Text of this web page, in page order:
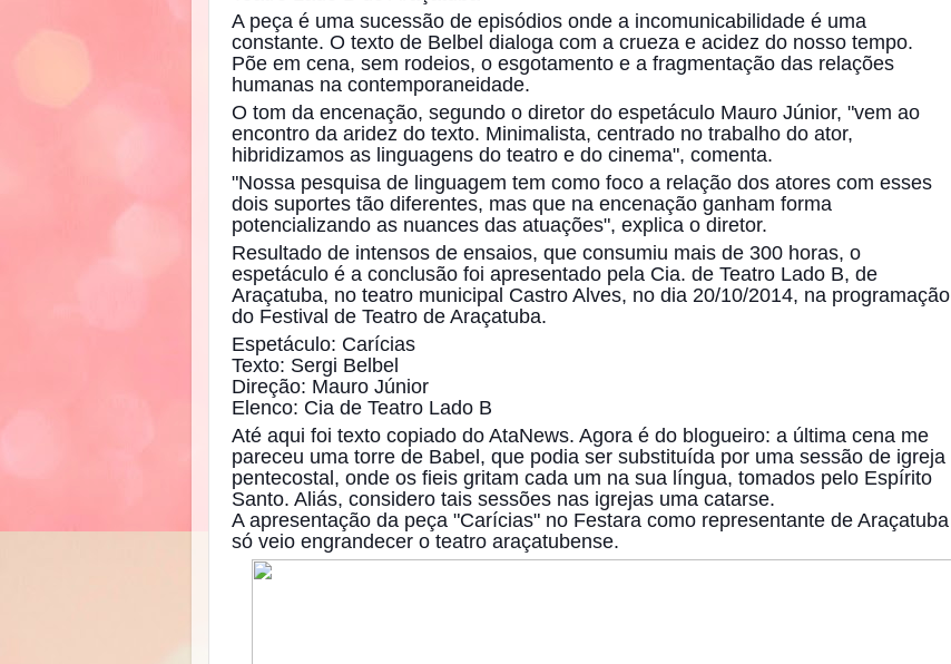
A peça é uma sucessão de episódios onde a incomunicabilidade é uma
constante. O texto de Belbel dialoga com a crueza e acidez do nosso tempo.
Põe em cena, sem rodeios, o esgotamento e a fragmentação das relações
humanas na contemporaneidade.
O tom da encenação, segundo o diretor do espetáculo Mauro Júnior, "vem ao
encontro da aridez do texto. Minimalista, centrado no trabalho do ator,
hibridizamos as linguagens do teatro e do cinema", comenta.
"Nossa pesquisa de linguagem tem como foco a relação dos atores com esses
dois suportes tão diferentes, mas que na encenação ganham forma
potencializando as nuances das atuações", explica o diretor.
Resultado de intensos de ensaios, que consumiu mais de 300 horas, o
espetáculo é a conclusão foi apresentado pela Cia. de Teatro Lado B, de
Araçatuba, no teatro municipal Castro Alves, no dia 20/10/2014, na programação
do Festival de Teatro de Araçatuba.
Espetáculo: Carícias
Texto: Sergi Belbel
Direção: Mauro Júnior
Elenco: Cia de Teatro Lado B
Até aqui foi texto copiado do AtaNews. Agora é do blogueiro: a última cena me
pareceu uma torre de Babel, que podia ser substituída por uma sessão de igreja
pentecostal, onde os fieis gritam cada um na sua língua, tomados pelo Espírito
Santo. Aliás, considero tais sessões nas igrejas uma catarse.
A apresentação da peça "Carícias" no Festara como representante de Araçatuba
só veio engrandecer o teatro araçatubense.